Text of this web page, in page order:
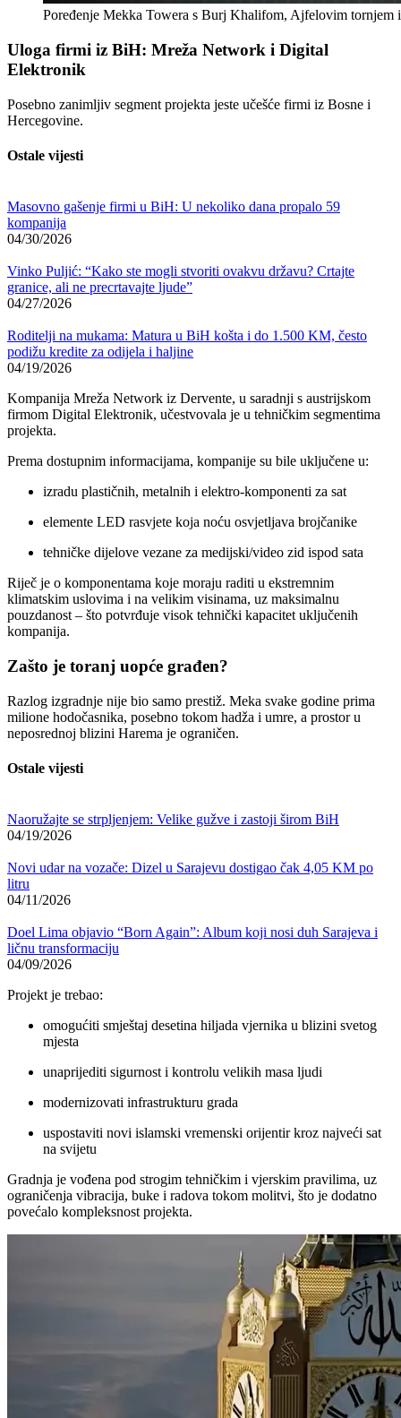
Poređenje Mekka Towera s Burj Khalifom, Ajfelovim tornjem
Uloga firmi iz BiH: Mreža Network i Digital
Elektronik
Posebno zanimljiv segment projekta jeste učešće firmi iz Bosne i
Hercegovine.
Ostale vijesti
Masovno gašenje firmi u BiH: U nekoliko dana propalo 59
kompanija
04/30/2026
Vinko Puljić: “Kako ste mogli stvoriti ovakvu državu? Crtajte
granice, ali ne precrtavajte ljude”
04/27/2026
Roditelji na mukama: Matura u BiH košta i do 1.500 KM, često
podižu kredite za odijela i haljine
04/19/2026
Kompanija Mreža Network iz Dervente, u saradnji s austrijskom
firmom Digital Elektronik, učestvovala je u tehničkim segmentima
projekta.
Prema dostupnim informacijama, kompanije su bile uključene u:
izradu plastičnih, metalnih i elektro-komponenti za sat
elemente LED rasvjete koja noću osvjetljava brojčanike
tehničke dijelove vezane za medijski/video zid ispod sata
Riječ je o komponentama koje moraju raditi u ekstremnim
klimatskim uslovima i na velikim visinama, uz maksimalnu
pouzdanost – što potvrđuje visok tehnički kapacitet uključenih
kompanija.
Zašto je toranj uopće građen?
Razlog izgradnje nije bio samo prestiž. Meka svake godine prima
milione hodočasnika, posebno tokom hadža i umre, a prostor u
neposrednoj blizini Harema je ograničen.
Ostale vijesti
Naoružajte se strpljenjem: Velike gužve i zastoji širom BiH
04/19/2026
Novi udar na vozače: Dizel u Sarajevu dostigao čak 4,05 KM po
litru
04/11/2026
Doel Lima objavio “Born Again”: Album koji nosi duh Sarajeva i
ličnu transformaciju
04/09/2026
Projekt je trebao:
omogućiti smještaj desetina hiljada vjernika u blizini svetog
mjesta
unaprijediti sigurnost i kontrolu velikih masa ljudi
modernizovati infrastrukturu grada
uspostaviti novi islamski vremenski orijentir kroz najveći sat
na svijetu
Gradnja je vođena pod strogim tehničkim i vjerskim pravilima, uz
ograničenja vibracija, buke i radova tokom molitvi, što je dodatno
povećalo kompleksnost projekta.